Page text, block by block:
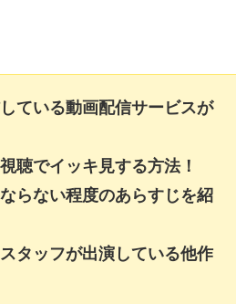
ている動画配信サービスが
聴でイッキ見する方法！
らない程度のあらすじを紹
タッフが出演している他作